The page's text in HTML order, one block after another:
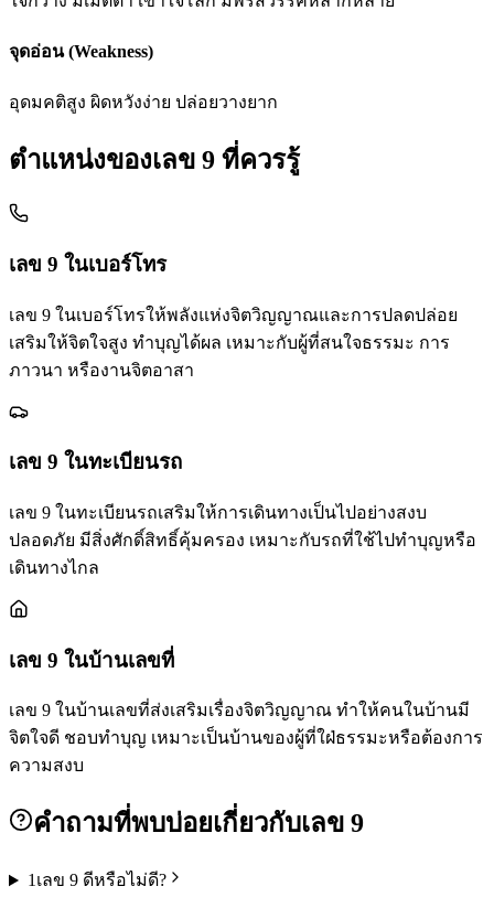
จุดอ่อน (Weakness)
อุดมคติสูง ผิดหวังง่าย ปล่อยวางยาก
ตำแหน่งของเลข 9 ที่ควรรู้
เลข 9 ในเบอร์โทร
เลข 9 ในเบอร์โทรให้พลังแห่งจิตวิญญาณและการปลดปล่อย
เสริมให้จิตใจสูง ทำบุญได้ผล เหมาะกับผู้ที่สนใจธรรมะ การ
ภาวนา หรืองานจิตอาสา
เลข 9 ในทะเบียนรถ
เลข 9 ในทะเบียนรถเสริมให้การเดินทางเป็นไปอย่างสงบ
ปลอดภัย มีสิ่งศักดิ์สิทธิ์คุ้มครอง เหมาะกับรถที่ใช้ไปทำบุญหรือ
เดินทางไกล
เลข 9 ในบ้านเลขที่
เลข 9 ในบ้านเลขที่ส่งเสริมเรื่องจิตวิญญาณ ทำให้คนในบ้านมี
จิตใจดี ชอบทำบุญ เหมาะเป็นบ้านของผู้ที่ใฝ่ธรรมะหรือต้องการ
ความสงบ
คำถามที่พบบ่อยเกี่ยวกับเลข 9
1 เลข 9 ดีหรือไม่ดี?